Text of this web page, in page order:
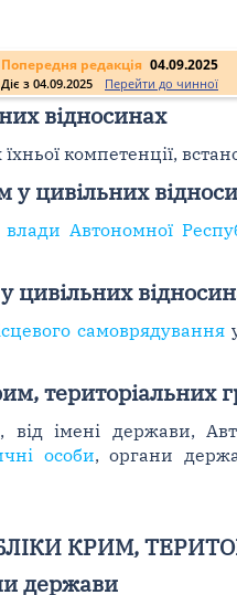
Попередня редакція 04.09.2025
Діє з 04.09.2025 Перейти до чинної